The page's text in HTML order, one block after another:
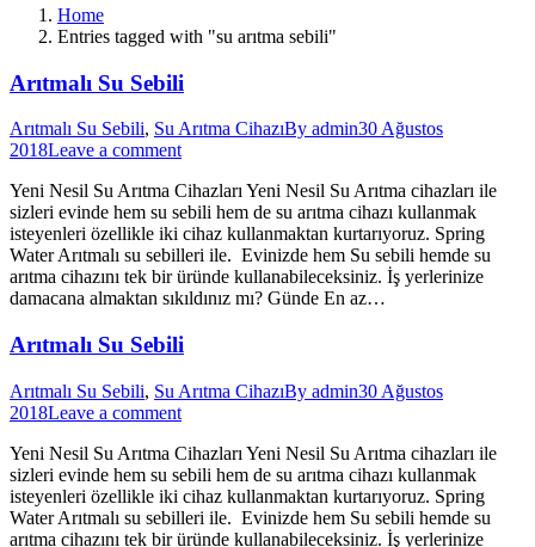
Home
Entries tagged with "su arıtma sebili"
Arıtmalı Su Sebili
Arıtmalı Su Sebili, Su Arıtma CihazıBy admin30 Ağustos
2018Leave a comment
Yeni Nesil Su Arıtma Cihazları Yeni Nesil Su Arıtma cihazları ile
sizleri evinde hem su sebili hem de su arıtma cihazı kullanmak
isteyenleri özellikle iki cihaz kullanmaktan kurtarıyoruz. Spring
Water Arıtmalı su sebilleri ile. Evinizde hem Su sebili hemde su
arıtma cihazını tek bir üründe kullanabileceksiniz. İş yerlerinize
damacana almaktan sıkıldınız mı? Günde En az…
Arıtmalı Su Sebili
Arıtmalı Su Sebili, Su Arıtma CihazıBy admin30 Ağustos
2018Leave a comment
Yeni Nesil Su Arıtma Cihazları Yeni Nesil Su Arıtma cihazları ile
sizleri evinde hem su sebili hem de su arıtma cihazı kullanmak
isteyenleri özellikle iki cihaz kullanmaktan kurtarıyoruz. Spring
Water Arıtmalı su sebilleri ile. Evinizde hem Su sebili hemde su
arıtma cihazını tek bir üründe kullanabileceksiniz. İş yerlerinize